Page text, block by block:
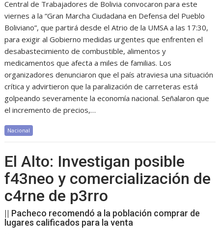
Central de Trabajadores de Bolivia convocaron para este
viernes a la “Gran Marcha Ciudadana en Defensa del Pueblo
Boliviano”, que partirá desde el Atrio de la UMSA a las 17:30,
para exigir al Gobierno medidas urgentes que enfrenten el
desabastecimiento de combustible, alimentos y
medicamentos que afecta a miles de familias. Los
organizadores denunciaron que el país atraviesa una situación
crítica y advirtieron que la paralización de carreteras está
golpeando severamente la economía nacional. Señalaron que
el incremento de precios,…
Nacional
El Alto: Investigan posible
f43neo y comercialización de
c4rne de p3rro
|| Pacheco recomendó a la población comprar de
lugares calificados para la venta